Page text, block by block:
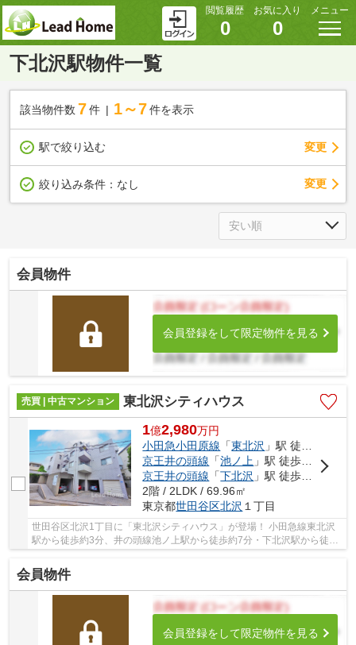
閲覧履歴
0
お気に入り
0
メニュー
下北沢駅物件一覧
該当物件数 7件 1～7 件を表示
駅で絞り込む 変更
絞り込み条件： なし 変更
会員物件
会員登録をして限定物件を見る
売買 | 中古マンション 東北沢シティハウス
1億2,980万円
小田急小田原線 「東北沢 」駅 徒歩3分
京王井の頭線 「池ノ上 」駅 徒歩7分
京王井の頭線 「下北沢 」駅 徒歩10分
2階 / 2LDK / 69.96㎡
東京都世田谷区北沢 １丁目
世田谷区北沢1丁目に「東北沢シティハウス」が登場！ 小田急線東北沢
駅から徒歩約3分、井の頭線池ノ上駅から徒歩約7分・下北沢駅から徒歩
会員物件
会員登録をして限定物件を見る